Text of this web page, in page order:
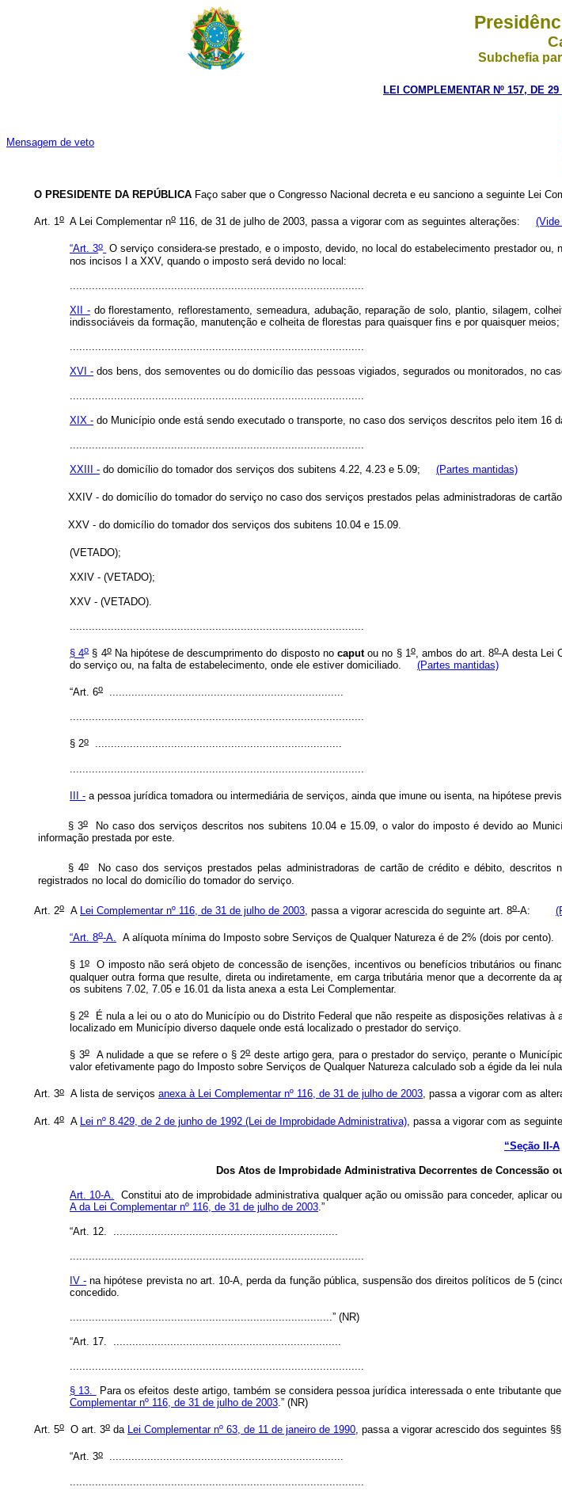
Subchefia
LEI COMPLEMENTAR Nº 157, DE
Mensagem de veto
O PRESIDENTE DA REPÚBLICA Faço saber que o Congresso Nacional decreta e eu sanciono a seguinte Lei
Art. 1o A Lei Complementar no 116, de 31 de julho de 2003, passa a vigorar com as seguintes alterações: (Vide
“Art. 3o
O serviço considera-se prestado, e o imposto, devido, no local do estabelecimento prestador
nos incisos I a XXV, quando o imposto será devido no local:
XII -do florestamento, reflorestamento, semeadura, adubação, reparação de solo, plantio, silagem,
indissociáveis da formação, manutenção e colheita de florestas para quaisquer fins e por quaisquer meios;
XVI - dos bens, dos semoventes ou do domicílio das pessoas vigiados, segurados ou monitorados, no
XIX - do Município onde está sendo executado o transporte, no caso dos serviços descritos pelo item 16
XXIII - do domicílio do tomador dos serviços dos subitens 4.22, 4.23 e 5.09; (Partes mantidas)
XXIV - do domicílio do tomador do serviço no caso dos serviços prestados pelas administradoras de
XXV - do domicílio do tomador dos serviços dos subitens 10.04 e 15.09.
(VETADO);
XXIV - (VETADO);
XXV - (VETADO).
§ 4o § 4oNa hipótese de descumprimento do disposto no caput ou no § 1o, ambos do art. 8o-A desta Lei
do serviço ou, na falta de estabelecimento, onde ele estiver domiciliado.
(Partes mantidas)
“Art. 6o ..........................................................................
.............................................................................................
§ 2o ..............................................................................
III - a pessoa jurídica tomadora ou intermediária de serviços, ainda que imune ou isenta, na hipótese
§ 3oNo caso dos serviços descritos nos subitens 10.04 e 15.09, o valor do imposto é devido ao
informação prestada por este.
§ 4oNo caso dos serviços prestados pelas administradoras de cartão de crédito e débito, descritos
registrados no local do domicílio do tomador do serviço.
Art. 2o A Lei Complementar nº 116, de 31 de julho de 2003 , passa a vigorar acrescida do seguinte art. 8o-A:
“Art. 8o-A. A alíquota mínima do Imposto sobre Serviços de Qualquer Natureza é de 2% (dois por cento).
§ 1oO imposto não será objeto de concessão de isenções, incentivos ou benefícios tributários ou
qualquer outra forma que resulte, direta ou indiretamente, em carga tributária menor que a decorrente da
os subitens 7.02, 7.05 e 16.01 da lista anexa a esta Lei Complementar.
§ 2oÉ nula a lei ou o ato do Município ou do Distrito Federal que não respeite as disposições relativas
localizado em Município diverso daquele onde está localizado o prestador do serviço.
§ 3oA nulidade a que se refere o § 2odeste artigo gera, para o prestador do serviço, perante o
valor efetivamente pago do Imposto sobre Serviços de Qualquer Natureza calculado sob a égide da lei
Art. 3o A lista de serviços anexa à Lei Complementar nº 116, de 31 de julho de 2003, passa a vigorar com as
Art. 4o A Lei nº 8.429, de 2 de junho de 1992 (Lei de Improbidade Administrativa) , passa a vigorar com as
“Seção II-A
Dos Atos de Improbidade Administrativa Decorrentes de Concessão
Art. 10-A. Constitui ato de improbidade administrativa qualquer ação ou omissão para conceder, aplicar
A da Lei Complementar nº 116, de 31 de julho de 2003 .”
“Art. 12. .......................................................................
IV - na hipótese prevista no art. 10-A, perda da função pública, suspensão dos direitos políticos de 5
concedido.
...................................................................................” (NR)
“Art. 17. ........................................................................
§ 13. Para os efeitos deste artigo, também se considera pessoa jurídica interessada o ente tributante
Complementar nº 116, de 31 de julho de 2003 .” (NR)
Art. 5o O art. 3o da Lei Complementar nº 63, de 11 de janeiro de 1990, passa a vigorar acrescido dos seguintes
“Art. 3o ..........................................................................